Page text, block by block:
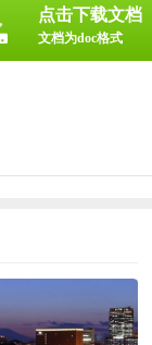
点击下载文档
文档为doc格式